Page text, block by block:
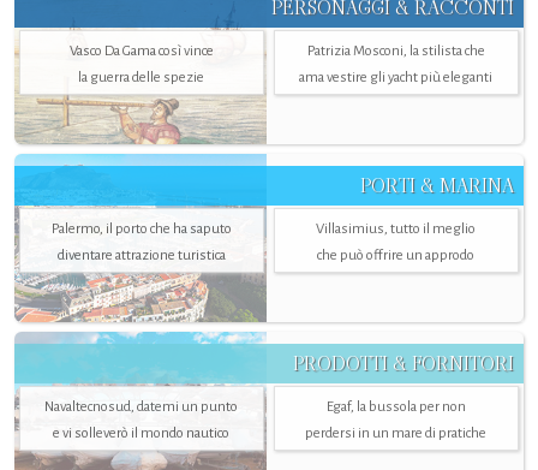
PERSONAGGI & RACCONTI
Vasco Da Gama così vince
la guerra delle spezie
Patrizia Mosconi, la stilista che
ama vestire gli yacht più eleganti
PORTI & MARINA
Palermo, il porto che ha saputo
diventare attrazione turistica
Villasimius, tutto il meglio
che può offrire un approdo
PRODOTTI & FORNITORI
Navaltecnosud, datemi un punto
e vi solleverò il mondo nautico
Egaf, la bussola per non
perdersi in un mare di pratiche